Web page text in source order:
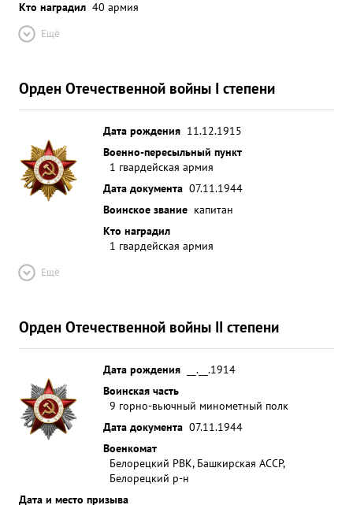
Кто наградил 40 армия
Ещё
Орден Отечественной войны I степени
Дата рождения 11.12.1915
Военно-пересыльный пункт
1 гвардейская армия
Дата документа 07.11.1944
Воинское звание капитан
Кто наградил
1 гвардейская армия
Ещё
Орден Отечественной войны II степени
Дата рождения
__.__.1914
Воинская часть
9 горно-вьючный минометный полк
Дата документа 07.11.1944
Военкомат
Белорецкий РВК, Башкирская АССР,
Белорецкий р-н
Дата и место призыва